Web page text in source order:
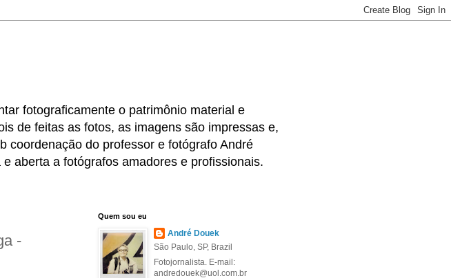
fotograficamente o patrimônio material e
de feitas as fotos, as imagens são impressas e,
coordenação do professor e fotógrafo André
aberta a fotógrafos amadores e profissionais.
-
Quem sou eu
André Douek
São Paulo, SP, Brazil
Fotojornalista. E-mail:
andredouek@uol.com.br